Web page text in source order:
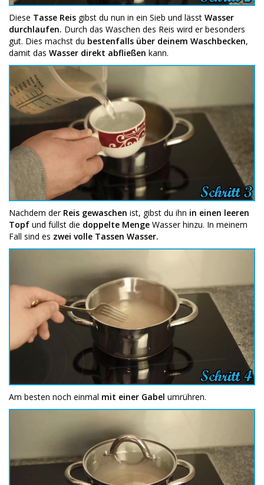
Diese Tasse Reis gibst du nun in ein Sieb und lässt Wasser
durchlaufen. Durch das Waschen des Reis wird er besonders
gut. Dies machst du bestenfalls über deinem Waschbecken,
damit das Wasser direkt abfließen kann.
Nachdem der Reis gewaschen ist, gibst du ihn in einen leeren
Topf und füllst die doppelte Menge Wasser hinzu. In meinem
Fall sind es zwei volle Tassen Wasser.
Am besten noch einmal mit einer Gabel umrühren.